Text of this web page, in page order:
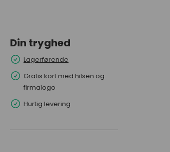
Din tryghed
Lagerførende
Gratis kort med hilsen og
firmalogo
Hurtig levering